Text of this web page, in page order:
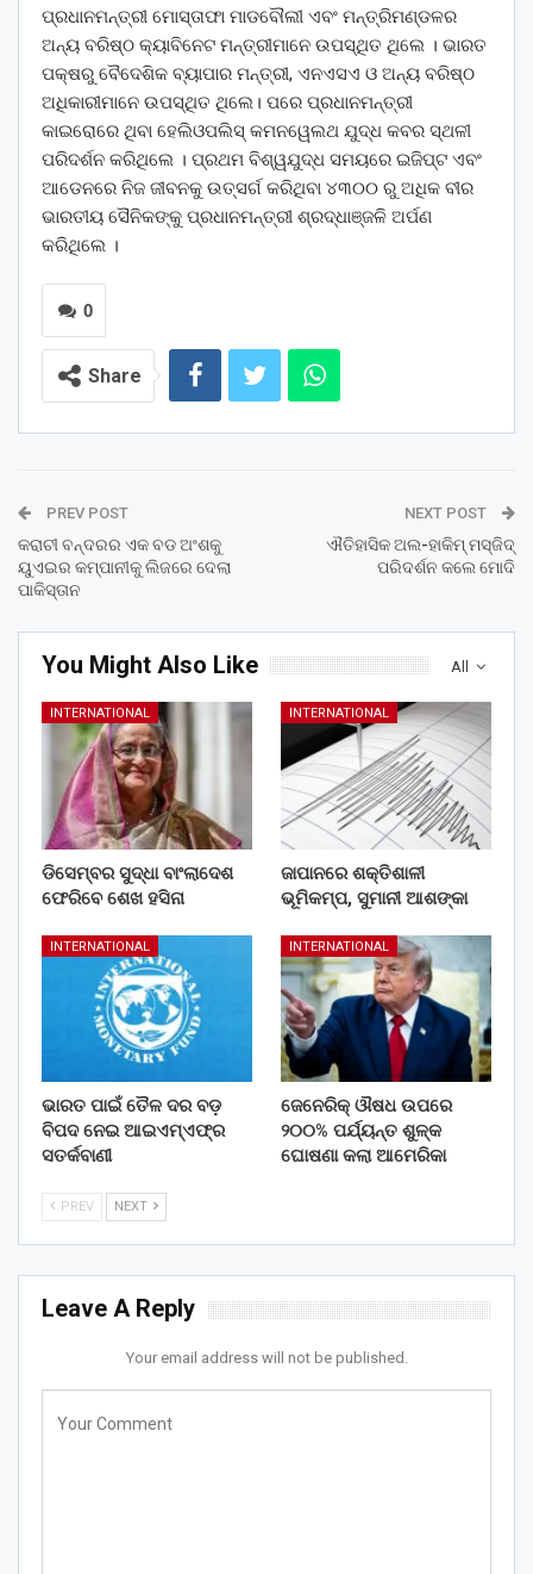
ପ୍ରଧାନମନ୍ତ୍ରୀ ମୋସ୍ତାଫା ମାଡବୌଲୀ ଏବଂ ମନ୍ତ୍ରିମଣ୍ଡଳର
ଅନ୍ୟ ବରିଷ୍ଠ କ୍ୟାବିନେଟ ମନ୍ତ୍ରୀମାନେ ଉପସ୍ଥିତ ଥିଲେ । ଭାରତ
ପକ୍ଷରୁ ବୈଦେଶିକ ବ୍ୟାପାର ମନ୍ତ୍ରୀ, ଏନଏସଏ ଓ ଅନ୍ୟ ବରିଷ୍ଠ
ଅଧିକାରୀମାନେ ଉପସ୍ଥିତ ଥିଲେ। ପରେ ପ୍ରଧାନମନ୍ତ୍ରୀ
କାଇରୋରେ ଥିବା ହେଲିଓପଲିସ୍ କମନୱେଲଥ ଯୁଦ୍ଧ କବର ସ୍ଥଳୀ
ପରିଦର୍ଶନ କରିଥିଲେ । ପ୍ରଥମ ବିଶ୍ୱଯୁଦ୍ଧ ସମୟରେ ଇଜିପ୍ଟ ଏବଂ
ଆଡେନରେ ନିଜ ଜୀବନକୁ ଉତ୍ସର୍ଗ କରିଥିବା ୪୩୦୦ ରୁ ଅଧିକ ବୀର
ଭାରତୀୟ ସୈନିକଙ୍କୁ ପ୍ରଧାନମନ୍ତ୍ରୀ ଶ୍ରଦ୍ଧାଞ୍ଜଳି ଅର୍ପଣ
କରିଥିଲେ ।
0
Share
PREV POST
କରାଚୀ ବନ୍ଦରର ଏକ ବଡ ଅଂଶକୁ
ୟୁଏଇର କମ୍ପାନୀକୁ ଲିଜରେ ଦେଲା
ପାକିସ୍ତାନ
NEXT POST
ଐତିହାସିକ ଅଲ-ହାକିମ୍ ମସ୍‌ଜିଦ୍
ପରିଦର୍ଶନ କଲେ ମୋଦି
All
You Might Also Like
INTERNATIONAL
ଡିସେମ୍ବର ସୁଦ୍ଧା ବାଂଲାଦେଶ
ଫେରିବେ ଶେଖ ହସିନା
INTERNATIONAL
ଜାପାନରେ ଶକ୍ତିଶାଳୀ
ଭୂମିକମ୍ପ, ସୁମାନୀ ଆଶଙ୍କା
INTERNATIONAL
ଭାରତ ପାଇଁ ତୈଳ ଦର ବଡ଼
ବିପଦ ନେଇ ଆଇଏମ୍‌ଏଫ୍‌ର
ସତର୍କବାଣୀ
INTERNATIONAL
ଜେନେରିକ୍ ଔଷଧ ଉପରେ
୨୦୦% ପର୍ଯ୍ୟନ୍ତ ଶୁଳ୍କ
ଘୋଷଣା କଲା ଆମେରିକା
PREV NEXT
Leave A Reply
Your email address will not be published.